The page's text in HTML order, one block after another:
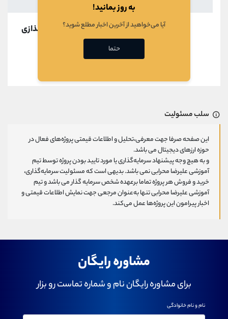
در حال بارگذازی
سلب مسئولیت
این صفحه صرفا جهت معرفی،تحلیل و اطلاعات قیمتی پروژه‌های فعال در
حوزه ارزهای دیجیتال می باشد.
و به هیچ وجه پیشنهاد سرمایه‌گذاری یا مورد تایید بودن پروژه توسط تیم
آموزشی علیرضا محرابی نمی باشد. بدیهی است که مسئولیت سرمایه‌گذاری،
خرید و فروش هر پروژه تماما برعهده شخص سرمایه گذار می باشد و تیم
آموزشی علیرضا محرابی تنها به‌عنوان مرجعی جهت نمایش اطلاعات قیمتی و
اخبار پیرامون این پروژه‌‌ها عمل می‌کند.
مشاوره رایگان
برای مشاوره رایگان نام و شماره تماست رو بزار
نام و نام خانوادگی
به روز بمانید!
آیا می‌خواهید از آخرین اخبار مطلع شوید؟
حتما